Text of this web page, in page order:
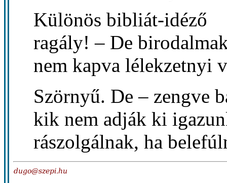
Különös bibliát-idéző
ragály! – De
nem kapva lélekzetnyi
Szörnyű. De – zengve
kik nem adják ki
rászolgálnak, ha